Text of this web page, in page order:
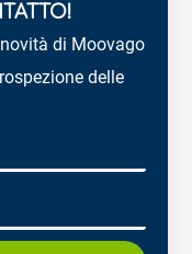
di Moovago
delle